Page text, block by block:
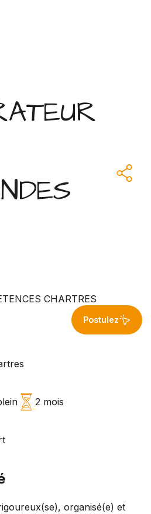
CHARTRES
Postulez
2 mois
organisé(e) et